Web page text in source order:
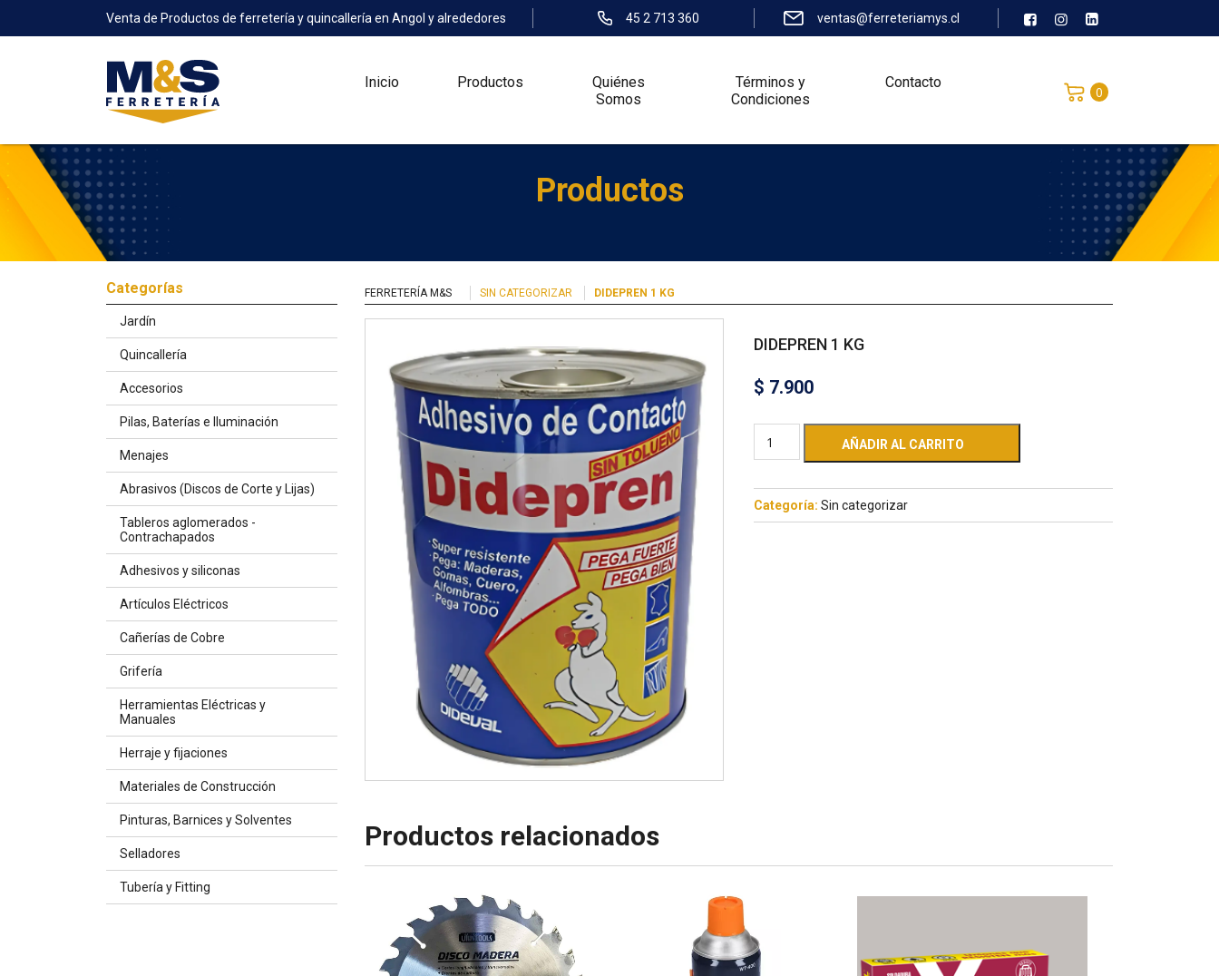
Venta de Productos de ferretería y quincallería en Angol y alrededores 45 2 713 360 ventas@ferreteriamys.cl
Inicio Productos
Quiénes
Somos
Términos y
Condiciones
Contacto
0
Productos
Categorías
Jardín
Quincallería
Accesorios
Pilas, Baterías e Iluminación
Menajes
Abrasivos (Discos de Corte y Lijas)
Tableros aglomerados -
Contrachapados
Adhesivos y siliconas
Artículos Eléctricos
Cañerías de Cobre
Grifería
Herramientas Eléctricas y
Manuales
Herraje y fijaciones
Materiales de Construcción
Pinturas, Barnices y Solventes
Selladores
Tubería y Fitting
FERRETERÍA M&S SIN CATEGORIZAR DIDEPREN 1 KG
DIDEPREN 1 KG
$ 7.900
AÑADIR AL CARRITO
Categoría: Sin categorizar
Productos relacionados